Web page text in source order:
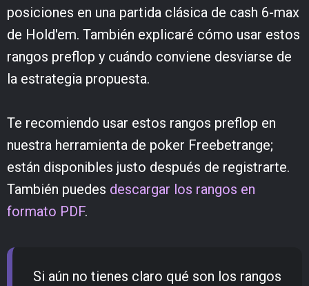
posiciones en una partida clásica de cash 6-max
de Hold'em. También explicaré cómo usar estos
rangos preflop y cuándo conviene desviarse de
la estrategia propuesta.
Te recomiendo usar estos rangos preflop en
nuestra herramienta de poker Freebetrange;
están disponibles justo después de registrarte.
También puedes descargar los rangos en
formato PDF.
Si aún no tienes claro qué son los rangos